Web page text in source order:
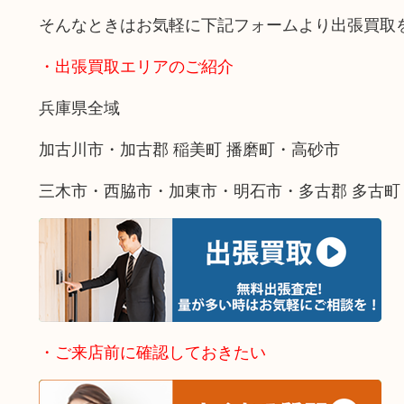
そんなときはお気軽に下記フォームより出張買取
・出張買取エリアのご紹介
兵庫県全域
加古川市・加古郡 稲美町 播磨町・高砂市
三木市・西脇市・加東市・明石市・多古郡 多古町
・ご来店前に確認しておきたい